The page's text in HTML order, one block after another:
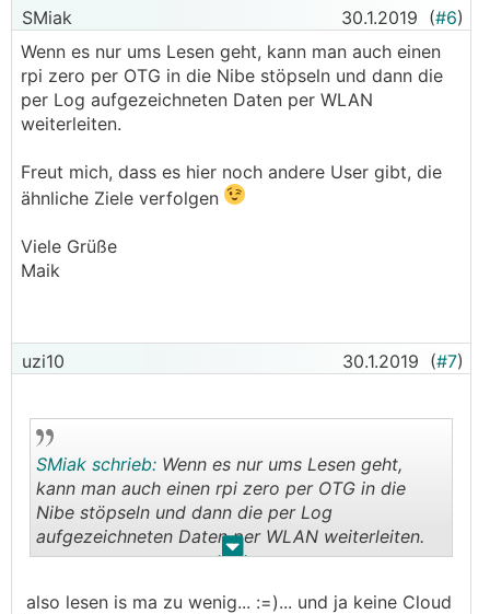
SMiak 30.1.2019 (#6)
Wenn es nur ums Lesen geht, kann man auch einen
rpi zero per OTG in die Nibe stöpseln und dann die
per Log aufgezeichneten Daten per WLAN
weiterleiten.
Freut mich, dass es hier noch andere User gibt, die
ähnliche Ziele verfolgen
Viele Grüße
Maik
uzi10 30.1.2019 (#7)
. .
SMiak schrieb: Wenn es nur ums Lesen geht,
kann man auch einen rpi zero per OTG in die
Nibe stöpseln und dann die per Log
aufgezeichneten Daten per WLAN weiterleiten.
die ähnliche Ziele verfolgen
also lesen is ma zu wenig... :=)... und ja keine Cloud